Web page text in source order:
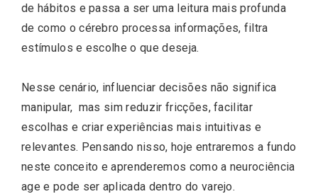
de hábitos e passa a ser uma leitura mais profunda
de como o cérebro processa informações, filtra
estímulos e escolhe o que deseja.
Nesse cenário, influenciar decisões não significa
manipular, mas sim reduzir fricções, facilitar
escolhas e criar experiências mais intuitivas e
relevantes. Pensando nisso, hoje entraremos a fundo
neste conceito e aprenderemos como a neurociência
age e pode ser aplicada dentro do varejo.